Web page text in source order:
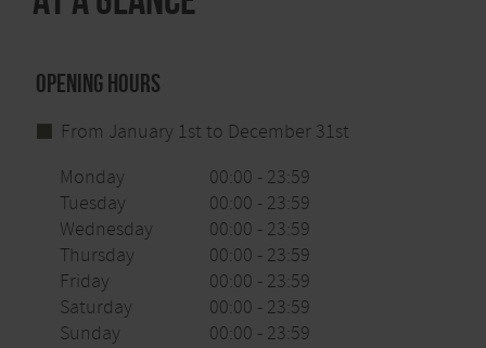
Opening hours
From January 1st to December 31st
Monday
00:00 - 23:59
Tuesday
00:00 - 23:59
Wednesday
00:00 - 23:59
Thursday
00:00 - 23:59
Friday
00:00 - 23:59
Saturday
00:00 - 23:59
Sunday
00:00 - 23:59